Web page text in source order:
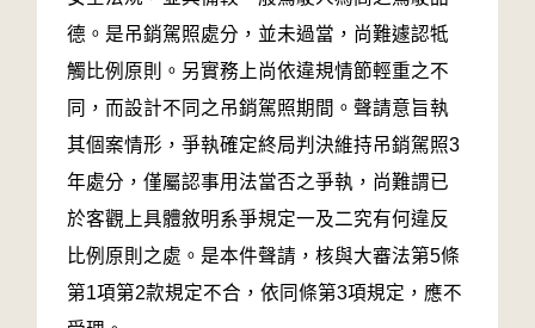
德。是吊銷駕照處分，並未過當，尚難遽認牴
觸比例原則。另實務上尚依違規情節輕重之不
同，而設計不同之吊銷駕照期間。聲請意旨執
其個案情形，爭執確定終局判決維持吊銷駕照3
年處分，僅屬認事用法當否之爭執，尚難謂已
於客觀上具體敘明系爭規定一及二究有何違反
比例原則之處。是本件聲請，核與大審法第5條
第1項第2款規定不合，依同條第3項規定，應不